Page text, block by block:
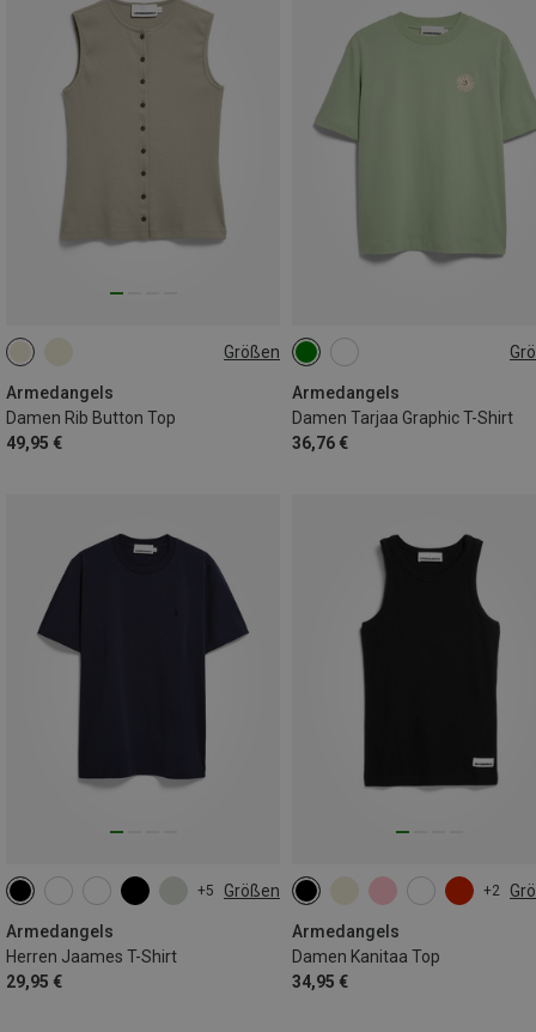
Größen
Armedangels
Damen Rib Button Top
49,95 €
S
Armedangels
Damen Tarjaa Graphic T-Shirt
36,76 €
XS
+5 Größen
Armedangels
Herren Jaames T-Shirt
29,95 €
S M L XL XXL
+2
Armedangels
Damen Kanitaa Top
34,95 €
XS